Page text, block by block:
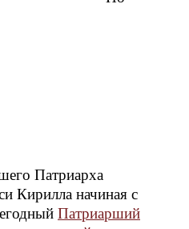
Патриарха
Кирилла начиная с
Патриарший